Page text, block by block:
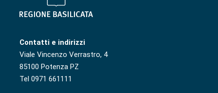
Contatti e indirizzi
Viale Vincenzo Verrastro, 4
85100 Potenza PZ
Tel 0971 661111